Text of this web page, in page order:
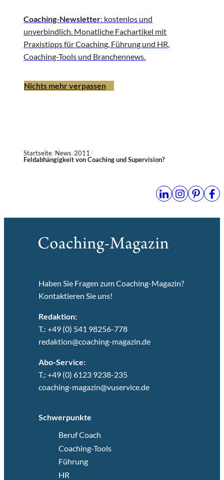
Coaching-Newsletter: kostenlos und
unverbindlich. Monatliche Fachartikel mit
Praxistipps für Coaching, Führung und HR,
Coaching-Tools und Branchennews.
Nichts mehr verpassen
Startseite News 2011
Feldabhängigkeit von Coaching und Supervision?
Haben Sie Fragen zum Coaching-Magazin?
Kontaktieren Sie uns!
Redaktion:
T.: +49 (0) 541 98256-778
redaktion@coaching-magazin.de
Abo-Service:
T.: +49 (0) 6123 9238-235
coaching-magazin@vuservice.de
Schwerpunkte
Beruf Coach
Coaching-Tools
Führung
HR